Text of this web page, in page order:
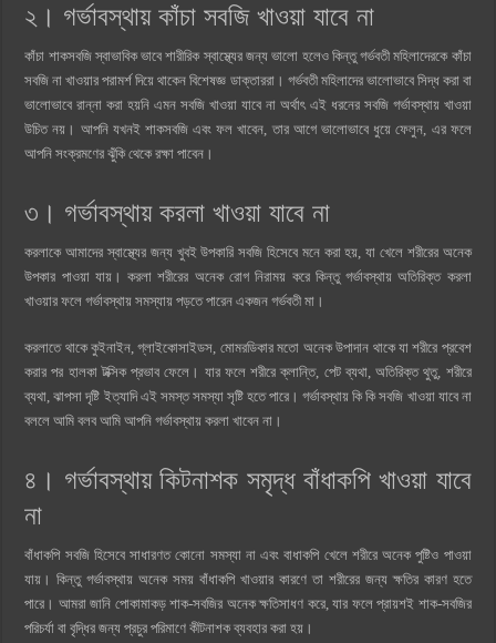
২। গর্ভাবস্থায় কাঁচা সবজি খাওয়া যাবে না
কাঁচা শাকসবজি স্বাভাবিক ভাবে শারীরিক স্বাস্থ্যের জন্য ভালো হলেও কিন্তু গর্ভবতী মহিলাদেরকে কাঁচা
সবজি না খাওয়ার পরামর্শ দিয়ে থাকেন বিশেষজ্ঞ ডাক্তাররা। গর্ভবতী মহিলাদের ভালোভাবে সিদ্ধ করা বা
ভালোভাবে রান্না করা হয়নি এমন সবজি খাওয়া যাবে না অর্থাৎ এই ধরনের সবজি গর্ভাবস্থায় খাওয়া
উচিত নয়। আপনি যখনই শাকসবজি এবং ফল খাবেন, তার আগে ভালোভাবে ধুয়ে ফেলুন, এর ফলে
আপনি সংক্রমণের ঝুঁকি থেকে রক্ষা পাবেন।
৩। গর্ভাবস্থায় করলা খাওয়া যাবে না
করলাকে আমাদের স্বাস্থ্যের জন্য খুবই উপকারি সবজি হিসেবে মনে করা হয়, যা খেলে শরীরের অনেক
উপকার পাওয়া যায়। করলা শরীরের অনেক রোগ নিরাময় করে কিন্তু গর্ভাবস্থায় অতিরিক্ত করলা
খাওয়ার ফলে গর্ভাবস্থায় সমস্যায় পড়তে পারেন একজন গর্ভবতী মা।
করলাতে থাকে কুইনাইন, গ্লাইকোসাইডস, মোমরডিকার মতো অনেক উপাদান থাকে যা শরীরে প্রবেশ
করার পর হালকা টক্সিক প্রভাব ফেলে। যার ফলে শরীরে ক্লান্তি, পেট ব্যথা, অতিরিক্ত থুতু, শরীরে
ব্যথা, ঝাপসা দৃষ্টি ইত্যাদি এই সমস্ত সমস্যা সৃষ্টি হতে পারে। গর্ভাবস্থায় কি কি সবজি খাওয়া যাবে না
বললে আমি বলব আমি আপনি গর্ভাবস্থায় করলা খাবেন না।
৪। গর্ভাবস্থায় কিটনাশক সমৃদ্ধ বাঁধাকপি খাওয়া যাবে
না
বাঁধাকপি সবজি হিসেবে সাধারণত কোনো সমস্যা না এবং বাধাকপি খেলে শরীরে অনেক পুষ্টিও পাওয়া
যায়। কিন্তু গর্ভাবস্থায় অনেক সময় বাঁধাকপি খাওয়ার কারণে তা শরীরের জন্য ক্ষতির কারণ হতে
পারে। আমরা জানি পোকামাকড় শাক-সবজির অনেক ক্ষতিসাধণ করে, যার ফলে প্রায়শই শাক-সবজির
পরিচর্যা বা বৃদ্ধির জন্য প্রচুর পরিমাণে কীটনাশক ব্যবহার করা হয়।